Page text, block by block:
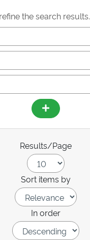
the search results.
Results/Page
Sort items by
In order